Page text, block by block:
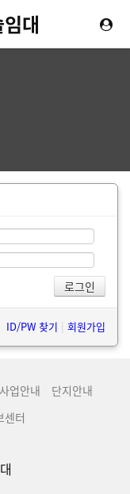
대
ID/PW 찾기 | 회원가입
사업안내
단지안내
센터